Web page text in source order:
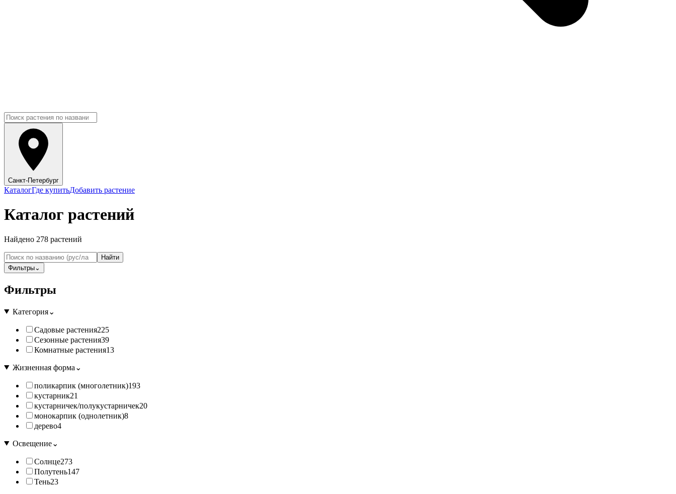
Санкт-Петербург
КаталогГде купитьДобавить растение
Каталог растений
Найдено 278 растений
Найти
Фильтры⌄
Фильтры
Категория⌄
Садовые растения225
Сезонные растения39
Комнатные растения13
Жизненная форма ⌄
поликарпик (многолетник)193
кустарник21
кустарничек/полукустарничек20
монокарпик (однолетник)8
дерево4
Освещение⌄
Солнце273
Полутень147
Тень23